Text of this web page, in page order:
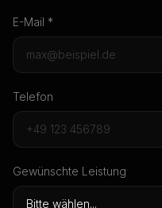
E-Mail *
Telefon
Gewünschte Leistung